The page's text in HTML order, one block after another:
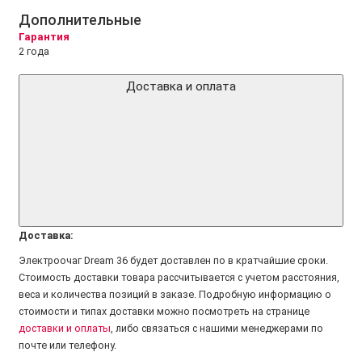
Дополнительные
Гарантия
2 года
Доставка и оплата
Доставка:
Электроочаг Dream 36 будет доставлен по в кратчайшие сроки.
Стоимость доставки товара рассчитывается с учетом расстояния,
веса и количества позиций в заказе. Подробную информацию о
стоимости и типах доставки можно посмотреть на странице
доставки и оплаты , либо связаться с нашими менеджерами по
почте или телефону.